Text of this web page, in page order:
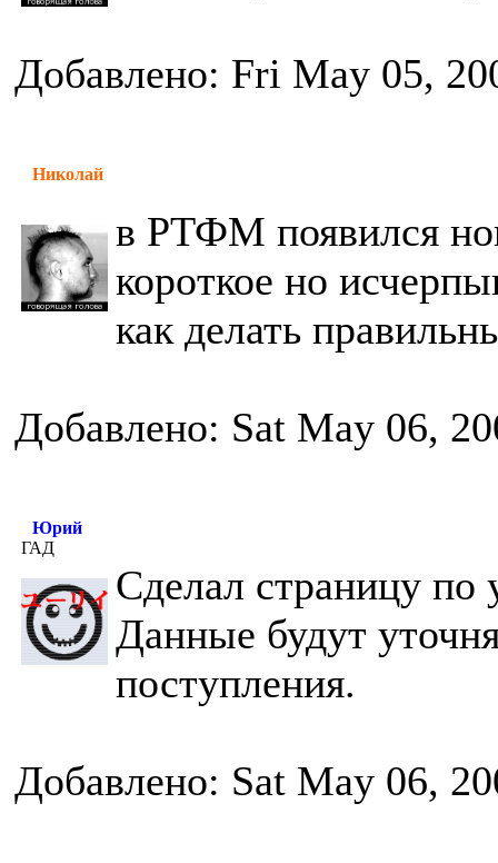
Добавлено: Fri May 05,
Николай
в РТФМ появился
короткое но
как делать
Добавлено: Sat May 06,
Юрий
ГАД
Сделал страницу
Данные будут
поступления.
Добавлено: Sat May 06,